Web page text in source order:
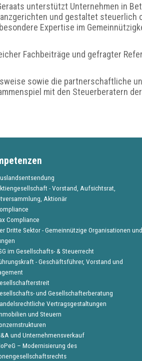
unterstützt Unternehmen in
und gestaltet steuerlich
Expertise im
Fachbeiträge und gefragter
sowie die partnerschaftliche
mit den Steuerberatern
- Vorstand, Aufsichtsrat,
Aktionär
Compliance
Dritte Sektor - Gemeinnützige Organisationen und
im Gesellschafts- & Steuerrecht
- Geschäftsführer, Vorstand und
und Gesellschafterberatung
Vertragsgestaltungen
und Steuern
und Unternehmensverkauf
– Modernisierung des